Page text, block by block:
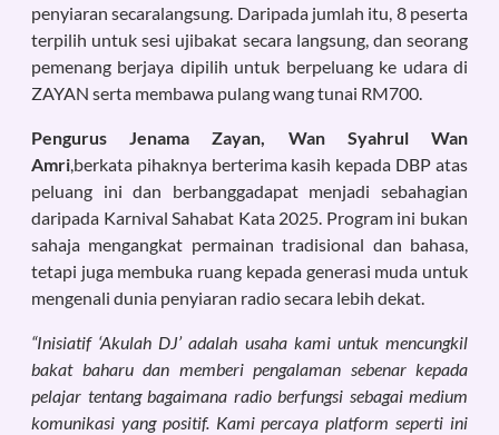
penyiaran secaralangsung. Daripada jumlah itu, 8 peserta
terpilih untuk sesi ujibakat secara langsung, dan seorang
pemenang berjaya dipilih untuk berpeluang ke udara di
ZAYAN serta membawa pulang wang tunai RM700.
Pengurus Jenama Zayan, Wan Syahrul Wan
Amri,berkata pihaknya berterima kasih kepada DBP atas
peluang ini dan berbanggadapat menjadi sebahagian
daripada Karnival Sahabat Kata 2025. Program ini bukan
sahaja mengangkat permainan tradisional dan bahasa,
tetapi juga membuka ruang kepada generasi muda untuk
mengenali dunia penyiaran radio secara lebih dekat.
“Inisiatif ‘Akulah DJ’ adalah usaha kami untuk mencungkil
bakat baharu dan memberi pengalaman sebenar kepada
pelajar tentang bagaimana radio berfungsi sebagai medium
komunikasi yang positif. Kami percaya platform seperti ini